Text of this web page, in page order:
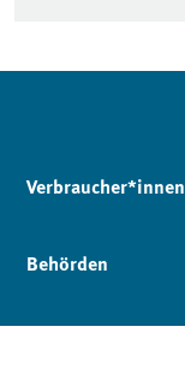
Verbraucher*innen
Behörden